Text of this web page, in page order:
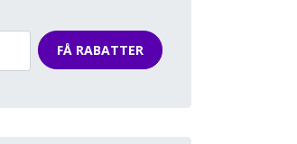
FÅ RABATTER